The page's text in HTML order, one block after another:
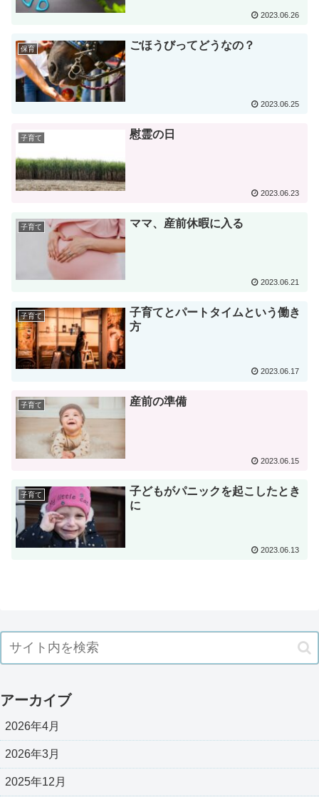
2023.06.26
保育 ごほうびってどうなの？
2023.06.25
子育て 慰霊の日
2023.06.23
子育て ママ、産前休暇に入る
2023.06.21
子育て
子育てとパートタイムという働き
方
2023.06.17
子育て 産前の準備
2023.06.15
子育て
子どもがパニックを起こしたとき
に
2023.06.13
アーカイブ
2026年4月
2026年3月
2025年12月